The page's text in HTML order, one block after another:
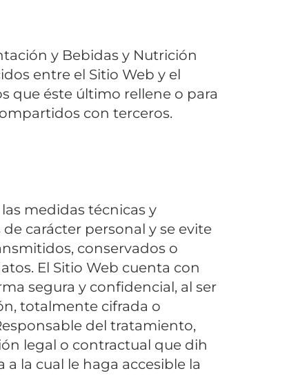
y Bebidas y Nutrición
entre el Sitio Web y el
que éste último rellene o para
con terceros.
medidas técnicas y
carácter personal y se evite
conservados o
El Sitio Web cuenta con
segura y confidencial, al ser
totalmente cifrada o
del tratamiento,
legal o contractual que dih
la cual le haga accesible la